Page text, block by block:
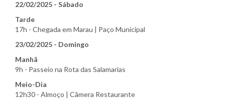
22/02/2025 - Sábado
Tarde
17h - Chegada em Marau | Paço Municipal
23/02/2025 - Domingo
Manhã
9h - Passeio na Rota das Salamarias
Meio-Dia
12h30 - Almoço | Câmera Restaurante